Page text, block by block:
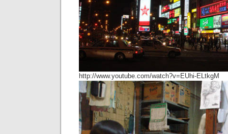
http://www.youtube.com/watch?v=EUhi-ELtkgM